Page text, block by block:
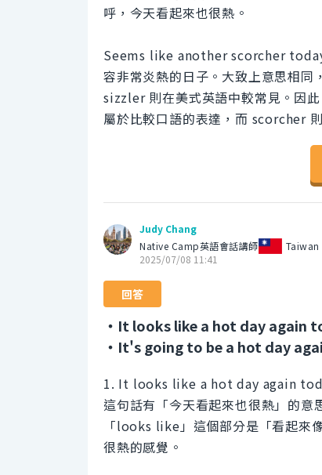
呼，今天看起來也很熱。
Seems like another scorcher
容非常炎熱的日子。大致上意思相
sizzler 則在美式英語中較常見。因
屬於比較口語的表達，而 scorcher
Judy Chang
Native Camp英語會話講師
Taiwan
2025/07/08 11:41
回答
・It looks like a hot day again
・It's going to be a hot day
1. It looks like a hot day again
這句話有「今天看起來也很熱」的意
「looks like」這個部分是「看起來
很熱的感覺。